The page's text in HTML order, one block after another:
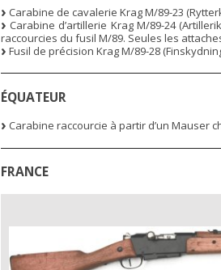
Carabine de cavalerie Krag M/89-23
Carabine d’artillerie Krag M/89-24
raccourcies du fusil M/89. Seules les
Fusil de précision Krag M/89-28
ÉQUATEUR
Carabine raccourcie à partir d’un Mauser
FRANCE